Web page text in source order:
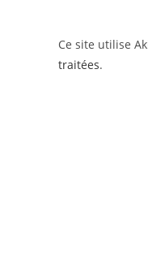
to
comment
Ce site utilise
traitées.